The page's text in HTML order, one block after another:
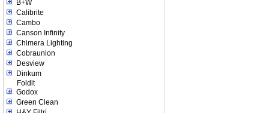
B+W
Calibrite
Cambo
Canson Infinity
Chimera Lighting
Cobraunion
Desview
Dinkum
Foldit
Godox
Green Clean